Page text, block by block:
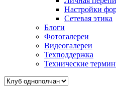
Настройки
Сетевая этика
Блоги
Фотогалереи
Видеогалереи
Техподдержка
Технические